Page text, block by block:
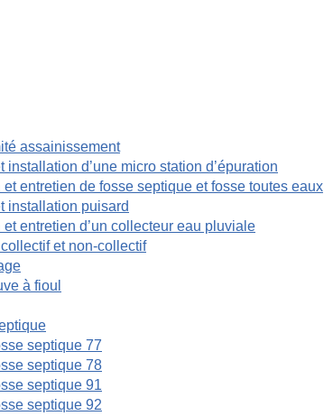
assainissement
installation d’une micro station d’épuration
et entretien de fosse septique et fosse toutes eaux
installation puisard
et entretien d’un collecteur eau pluviale
et non-collectif
à fioul
septique 77
septique 78
septique 91
septique 92